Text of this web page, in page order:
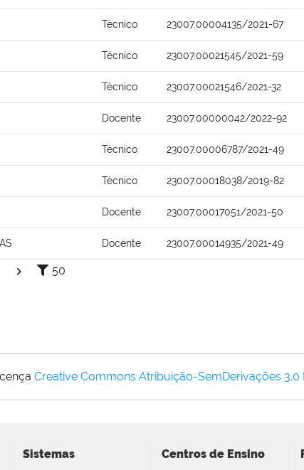
Técnico 23007.00004135/2021-67
Técnico 23007.00021545/2021-59
Técnico 23007.00021546/2021-32
Docente 23007.00000042/2022-92
Técnico 23007.00006787/2021-49
Técnico 23007.00018038/2019-82
Docente 23007.00017051/2021-50
Docente 23007.00014935/2021-49
50
Creative Commons Atribuição-SemDerivações 3.0
Sistemas Centros de Ensino